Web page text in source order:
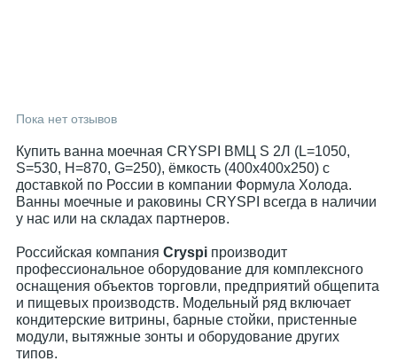
Пока нет отзывов
Купить ванна моечная CRYSPI ВМЦ S 2Л (L=1050,
S=530, Н=870, G=250), ёмкость (400х400х250) с
доставкой по России в компании Формула Холода.
Ванны моечные и раковины CRYSPI всегда в наличии
у нас или на складах партнеров.
Российская компания Cryspi производит
профессиональное оборудование для комплексного
оснащения объектов торговли, предприятий общепита
и пищевых производств. Модельный ряд включает
кондитерские витрины, барные стойки, пристенные
модули, вытяжные зонты и оборудование других
типов.